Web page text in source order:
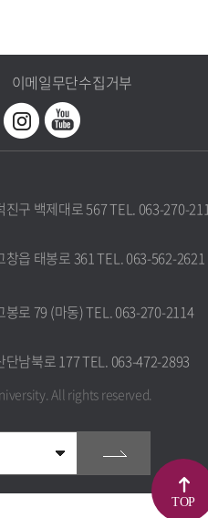
이메일무단수집거부
구 백제대로 567 TEL. 063-270-
읍 태봉로 361 TEL. 063-562-2621
로 79 (마동) TEL. 063-270-2114
남북로 177 TEL. 063-472-2893
All rights reserved.
TOP